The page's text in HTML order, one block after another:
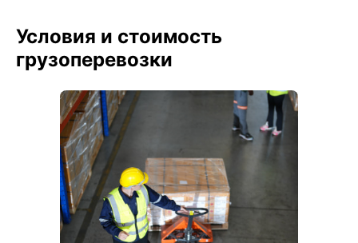
Условия и стоимость
грузоперевозки